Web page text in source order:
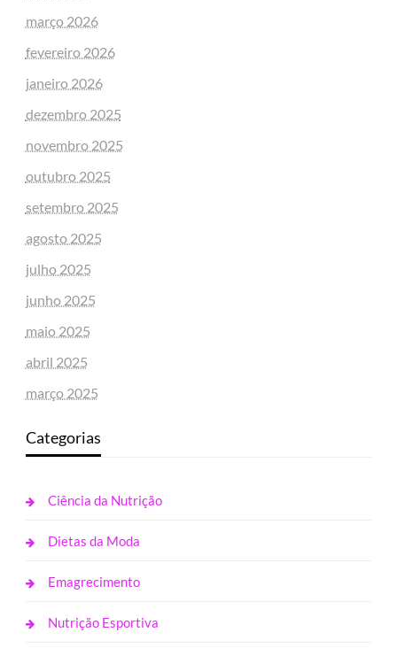
março 2026
fevereiro 2026
janeiro 2026
dezembro 2025
novembro 2025
outubro 2025
setembro 2025
agosto 2025
julho 2025
junho 2025
maio 2025
abril 2025
março 2025
Categorias
Ciência da Nutrição
Dietas da Moda
Emagrecimento
Nutrição Esportiva